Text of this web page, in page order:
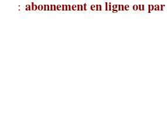
: abonnement en ligne ou